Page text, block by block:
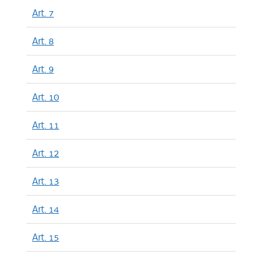
Art. 7
Art. 8
Art. 9
Art. 10
Art. 11
Art. 12
Art. 13
Art. 14
Art. 15